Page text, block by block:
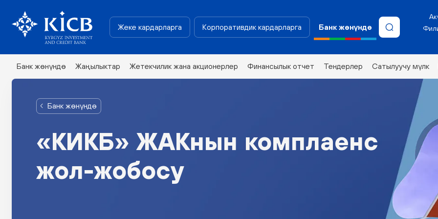
Жеке кардарларга Корпоративдик кардарларга Банк жөнүндө
Банк жөнүндө Жаңылыктар Жетекчилик жана акционерлер Финансылык отчет Тендерлер Сатылуучу мүлк
Банк жөнүндө
«КИКБ» ЖАКнын комплаенс
жол-жобосу